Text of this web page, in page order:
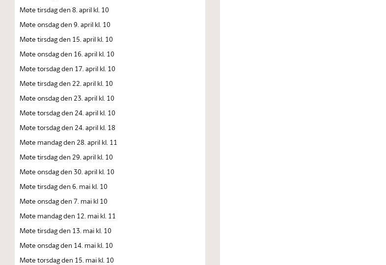
Møte tirsdag den 8. april kl. 10
Møte onsdag den 9. april kl. 10
Møte tirsdag den 15. april kl. 10
Møte onsdag den 16. april kl. 10
Møte torsdag den 17. april kl. 10
Møte tirsdag den 22. april kl. 10
Møte onsdag den 23. april kl. 10
Møte torsdag den 24. april kl. 10
Møte torsdag den 24. april kl. 18
Møte mandag den 28. april kl. 11
Møte tirsdag den 29. april kl. 10
Møte onsdag den 30. april kl. 10
Møte tirsdag den 6. mai kl. 10
Møte onsdag den 7. mai kl 10
Møte mandag den 12. mai kl. 11
Møte tirsdag den 13. mai kl. 10
Møte onsdag den 14. mai kl. 10
Møte torsdag den 15. mai kl. 10